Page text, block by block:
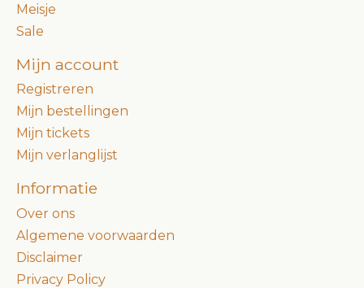
Meisje
Sale
Mijn account
Registreren
Mijn bestellingen
Mijn tickets
Mijn verlanglijst
Informatie
Over ons
Algemene voorwaarden
Disclaimer
Privacy Policy